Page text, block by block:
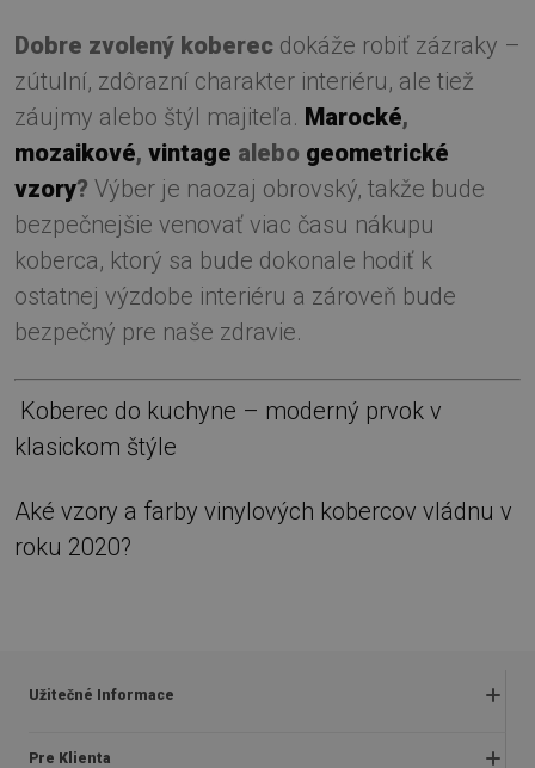
Dobre zvolený koberec dokáže robiť zázraky –
zútulní, zdôrazní charakter interiéru, ale tiež
záujmy alebo štýl majiteľa. Marocké,
mozaikové, vintage alebo geometrické
vzory? Výber je naozaj obrovský, takže bude
bezpečnejšie venovať viac času nákupu
koberca, ktorý sa bude dokonale hodiť k
ostatnej výzdobe interiéru a zároveň bude
bezpečný pre naše zdravie.
Koberec do kuchyne – moderný prvok v
klasickom štýle
Aké vzory a farby vinylových kobercov vládnu v
roku 2020?
Užitečné Informace
Obchodné podmienky
Pre Klienta